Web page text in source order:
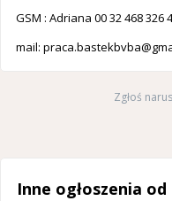
GSM : Adriana 00 32 468 326
mail:
Zgłoś
Inne ogłoszenia od